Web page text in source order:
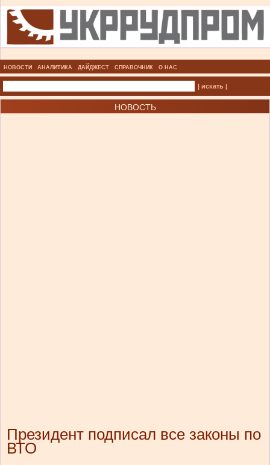
НОВОСТИ АНАЛИТИКА ДАЙДЖЕСТ СПРАВОЧНИК О НАС
| искать |
НОВОСТЬ
Президент подписал все законы по
ВТО